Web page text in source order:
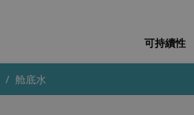
可持續性
舱底水